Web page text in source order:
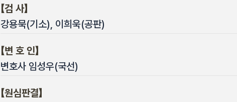
【검 사】
강용묵(기소), 이희욱(공판)
【변 호 인】
변호사 임성우(국선)
【원심판결】